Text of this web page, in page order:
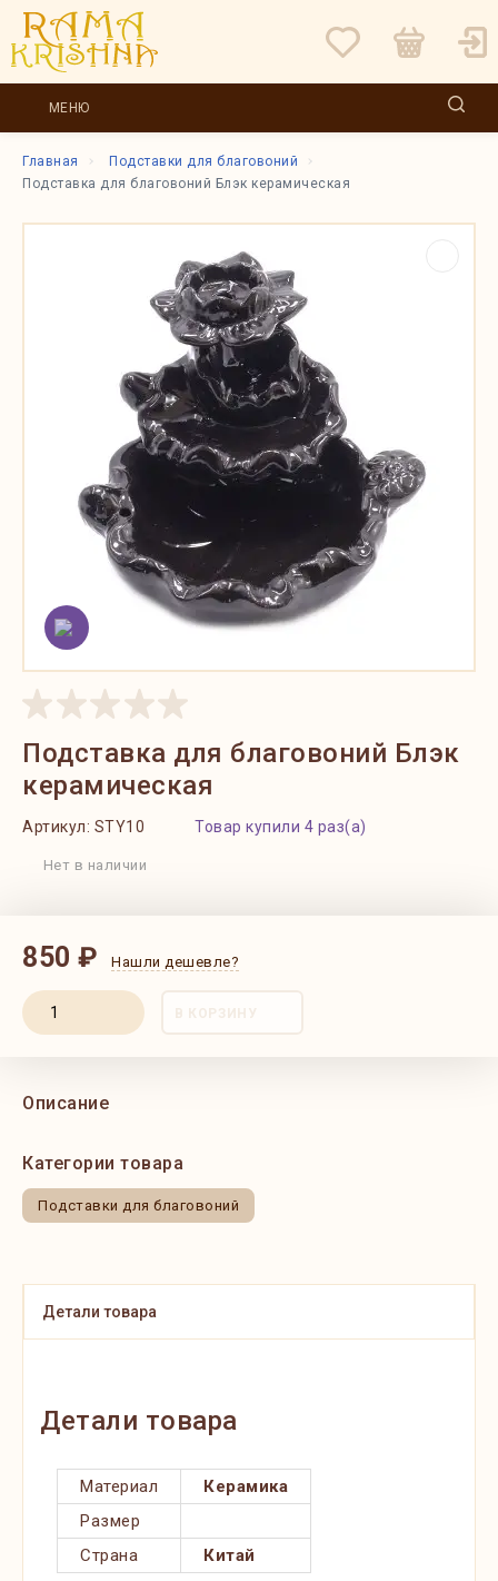
МЕНЮ
Главная
Подставки для благовоний
Подставка для благовоний Блэк керамическая
Подставка для благовоний Блэк
керамическая
Артикул: STY10 Товар купили 4 раз(а)
Нет в наличии
850 ₽ Нашли дешевле?
В КОРЗИНУ
Описание
Категории товара
Подставки для благовоний
Детали товара
Детали товара
Материал
Керамика
Размер
Страна
Китай